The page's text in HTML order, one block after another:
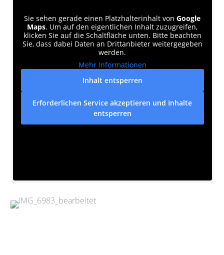
Sie sehen gerade einen Platzhalterinhalt von Google
Maps. Um auf den eigentlichen Inhalt zuzugreifen,
klicken Sie auf die Schaltfläche unten. Bitte beachten
Sie, dass dabei Daten an Drittanbieter weitergegeben
werden.
Mehr Informationen
Inhalt entsperren
Erforderlichen Service akzeptieren und Inhalte
entsperren